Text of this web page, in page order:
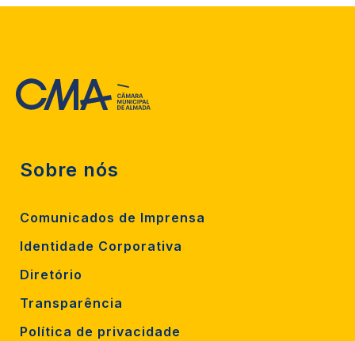
Sobre nós
Comunicados de Imprensa
Identidade Corporativa
Diretório
Transparência
Política de privacidade